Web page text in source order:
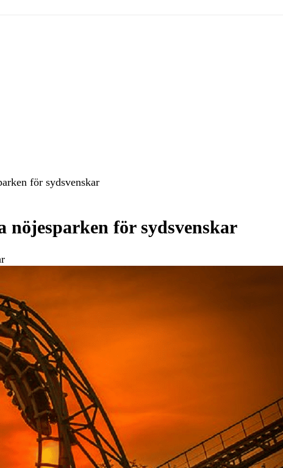
för sydsvenskar
nöjesparken för sydsvenskar